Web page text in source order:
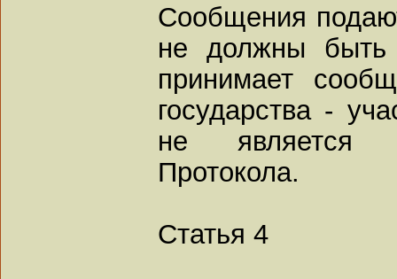
Сообщения
не должны быть
принимает
государства -
не является
Протокола.
Статья 4